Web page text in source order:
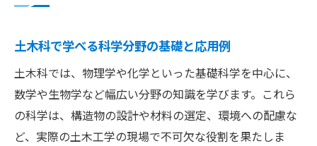
土木科で学べる科学分野の基礎と応用例
土木科では、物理学や化学といった基礎科学を中心に、
数学や生物学など幅広い分野の知識を学びます。これら
の科学は、構造物の設計や材料の選定、環境への配慮な
ど、実際の土木工学の現場で不可欠な役割を果たしま